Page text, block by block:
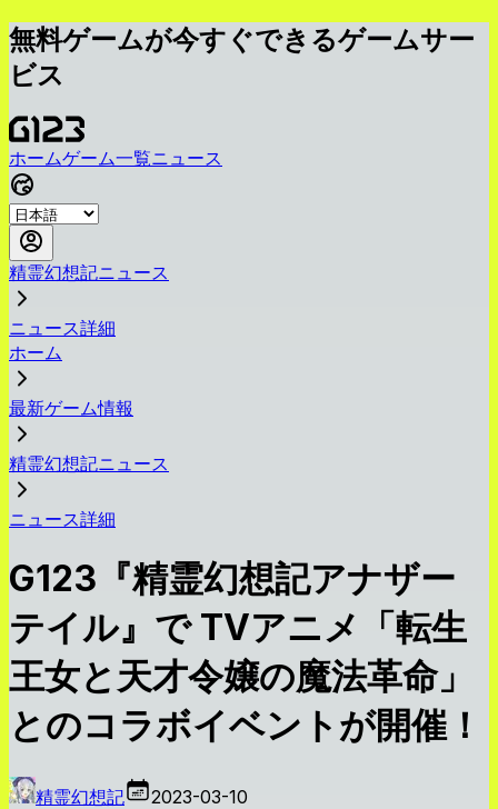
無料ゲームが今すぐできるゲームサー
ビス
ホームゲーム一覧ニュース
精霊幻想記ニュース
ニュース詳細
ホーム
最新ゲーム情報
精霊幻想記ニュース
ニュース詳細
G123『精霊幻想記アナザー
テイル』で TVアニメ「転生
王女と天才令嬢の魔法革命」
とのコラボイベントが開催！
精霊幻想記 2023-03-10